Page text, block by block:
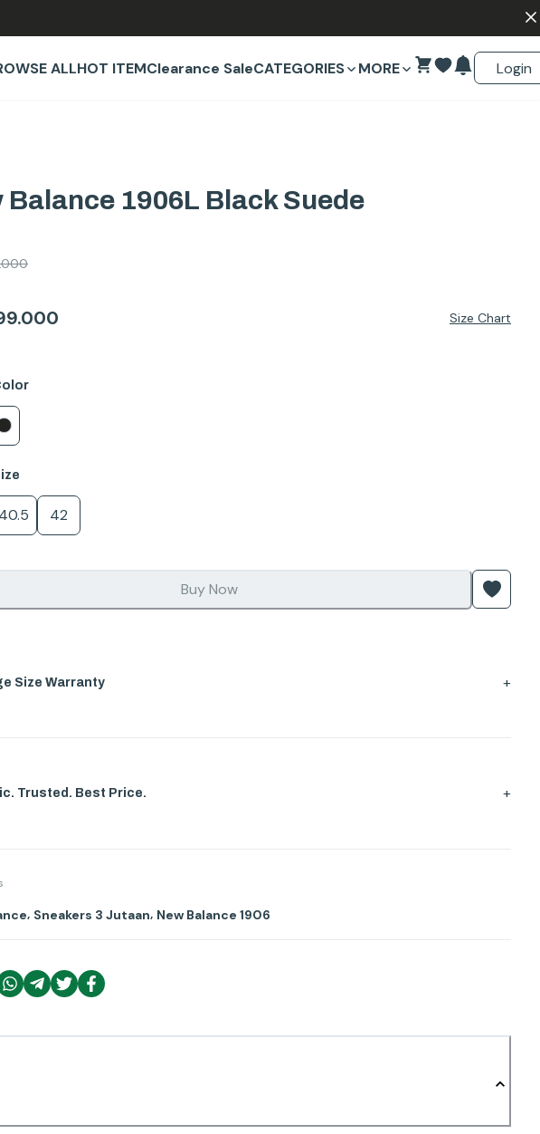
ALLHOT ITEMClearance SaleCATEGORIES MORE Login
Balance 1906L Black Suede
Size Chart
40.5 42
Buy Now
Size Warranty +
Trusted. Best Price. +
, Sneakers 3 Jutaan, New Balance 1906